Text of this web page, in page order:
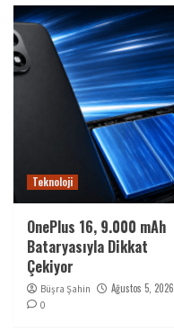
Teknoloji
OnePlus 16, 9.000 mAh
Bataryasıyla Dikkat
Çekiyor
Büşra Şahin Ağustos 5, 2026
0